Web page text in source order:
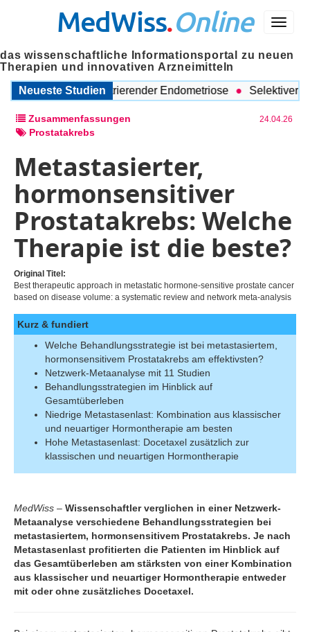
Menü
MedWiss.Online
das wissenschaftliche Informationsportal zu neuen
Therapien und innovativen Arzneimitteln
Neueste Studien
von tief-infiltrierender Endometriose Selektiver
Zusammenfassungen 24.04.26
Prostatakrebs
Metastasierter,
hormonsensitiver
Prostatakrebs: Welche
Therapie ist die beste?
Original Titel:
Best therapeutic approach in metastatic hormone-sensitive prostate cancer
based on disease volume: a systematic review and network meta-analysis
Kurz & fundiert
Welche Behandlungsstrategie ist bei metastasiertem,
hormonsensitivem Prostatakrebs am effektivsten?
Netzwerk-Metaanalyse mit 11 Studien
Behandlungsstrategien im Hinblick auf
Gesamtüberleben
Niedrige Metastasenlast: Kombination aus klassischer
und neuartiger Hormontherapie am besten
Hohe Metastasenlast: Docetaxel zusätzlich zur
klassischen und neuartigen Hormontherapie
MedWiss – Wissenschaftler verglichen in einer Netzwerk-
Metaanalyse verschiedene Behandlungsstrategien bei
metastasiertem, hormonsensitivem Prostatakrebs. Je nach
Metastasenlast profitierten die Patienten im Hinblick auf
das Gesamtüberleben am stärksten von einer Kombination
aus klassischer und neuartiger Hormontherapie entweder
mit oder ohne zusätzliches Docetaxel.